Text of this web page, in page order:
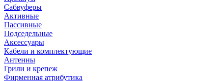
Сабвуферы
Активные
Пассивные
Подседельные
Аксессуары
Кабели и комплектующие
Антенны
Грили и крепеж
Фирменная атрибутика